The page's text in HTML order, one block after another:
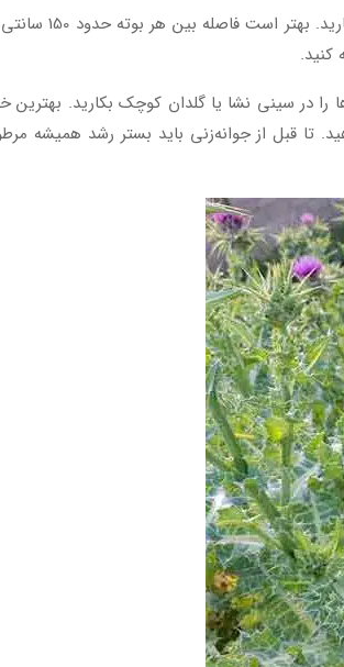
ساده‌ترین روش برای تکثیر خارمریم، تکثیر به‌وسیله بذر است. بذر این گیاه را می‌توانید به‌صورت مستقیم یا نشا آن
دانه‌ها را حدود 24 ساعت در آب قرار دهید و سپس آن‌ها را در سینی نشا یا گلدان کوچک بکارید.
است. بذرها را باید در عمق 2 تا 3 سانتی‌متری از خاک قرار دهید. تا قبل از جوانه‌زنی باید بستر رشد